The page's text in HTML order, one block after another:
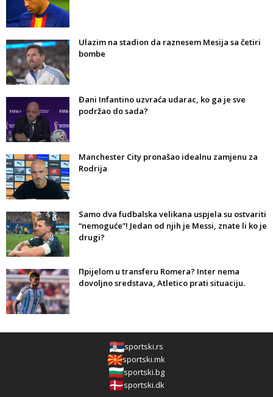
Ulazim na stadion da raznesem Mesija sa četiri
bombe
Đani Infantino uzvraća udarac, ko ga je sve
podržao do sada?
Manchester City pronašao idealnu zamjenu za
Rodrija
Samo dva fudbalska velikana uspjela su ostvariti
“nemoguće”! Jedan od njih je Messi, znate li ko je
drugi?
Прijelom u transferu Romera? Inter nema
dovoljno sredstava, Atletico prati situaciju.
sportski.rs
sportski.mk
sportski.bg
sportski.dk